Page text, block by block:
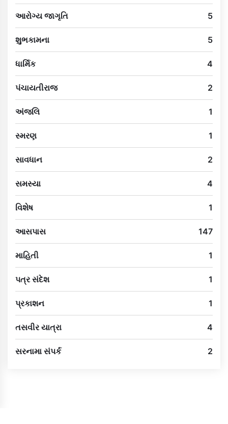
આરોગ્ય જાગૃતિ 5
શુભકામના 5
ધાર્મિક 4
પંચાયતીરાજ 2
અંજલિ 1
સ્મરણ 1
સાવધાન 2
સમસ્યા 4
વિશેષ 1
આસપાસ 147
માહિતી 1
પત્ર સંદેશ 1
પ્રકાશન 1
તસવીર યાત્રા 4
સરનામા સંપર્ક 2